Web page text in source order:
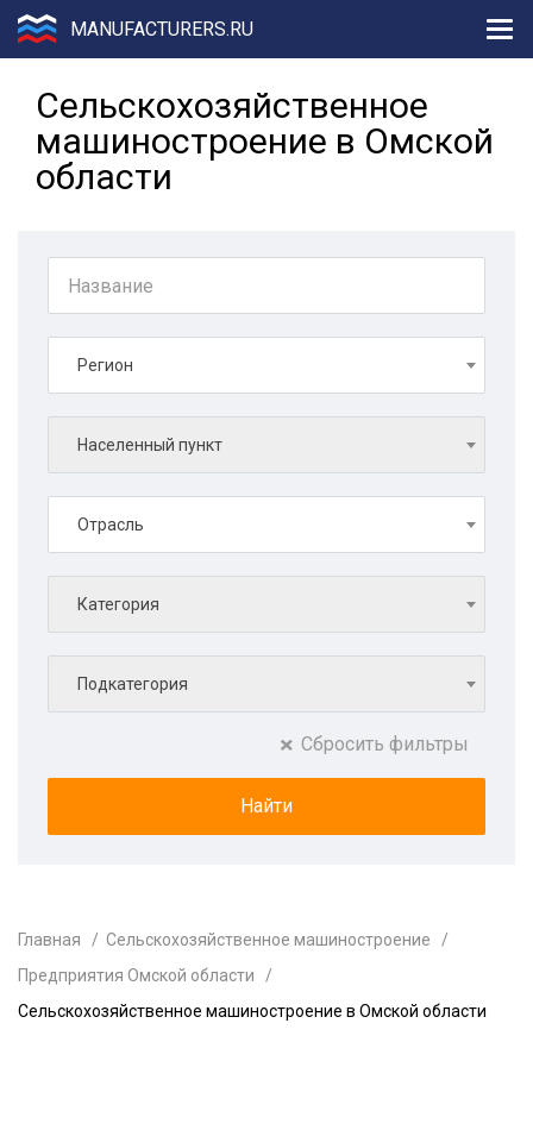
MANUFACTURERS.RU
Сельскохозяйственное
машиностроение в Омской
области
Регион
Населенный пункт
Отрасль
Категория
Подкатегория
Сбросить фильтры
Главная
Сельскохозяйственное машиностроение
Предприятия Омской области
Сельскохозяйственное машиностроение в Омской области